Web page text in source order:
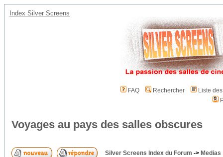
Index Silver Screens
FAQ Rechercher
Liste
Voyages au pays des salles obscures
Silver Screens Index du Forum -> Medias